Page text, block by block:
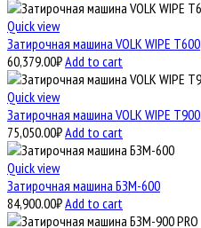
Quick view
Затирочная машина VOLK WIPE T600
60,379.00₽Add to cart
Quick view
Затирочная машина VOLK WIPE T900
75,050.00₽Add to cart
Quick view
Затирочная машина БЗМ-600
84,900.00₽Add to cart